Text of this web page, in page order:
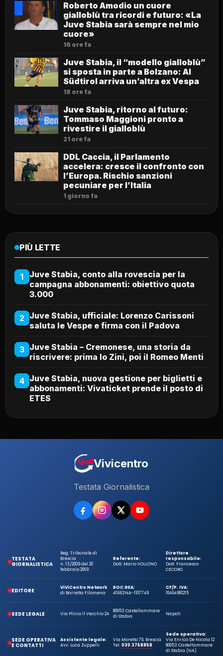
Roberto Amodio un cuore
gialloblù tra ricordi e futuro: «La
Juve Stabia sarà sempre nel mio
cuore»
16 ore fa
Juve Stabia, il “modello gialloblù”
si sposta in parte a Bolzano: Al
Südtirol arriva un’altra ex Vespa
18 ore fa
Juve Stabia, ritorno al futuro:
Tommaso Maggioni pronto a
rivestire il gialloblù
21 ore fa
DDL Caccia, il Parlamento
accelera: cresce il confronto con
l’Europa. Rischio sanzioni
pecuniare per l’Italia
1 giorno fa
PIÙ LETTE
1
Juve Stabia, conto alla rovescia per la
campagna abbonamenti: obiettivo quota
3.000
2 Juve Stabia, ufficiale: Lorenzo Carissoni
saluta le Vespe e firma con il Padova
3 Juve Stabia – Cremonese, una storia da
riscrivere: prima lo Zini, poi il Romeo Menti
4 Juve Stabia, nuova gestione per biglietti e
abbonamenti: Vivaticket prende il posto di
ETES
Vivicentro
Testata Giornalistica
TESTATA
GIORNALISTICA
Reg. Tribunale di
Brescia
n. 13/2009 del 20
febbraio 2009
Referente:
Dott. Mario VOLLONO
Direttore
responsabile:
Dott. Francesco
CECORO
EDITORE
ViViCentro Network
di Barretta Filomena
ROC:
41663
REA:
NA-1107749
CF/P. IVA:
10464981215
SEDE LEGALE Via Plinio Il Vecchio 24
80053 Castellammare
di Stabia
Napoli
SEDE OPERATIVA
E CONTATTI
Assistente legale:
Avv. Luca Zuppelli
Via Moretto 70, Brescia
Tel.030 3758858
Sede operativa:
Via Enrico De Nicola 12
80053 Castellammare
di Stabia (NA)